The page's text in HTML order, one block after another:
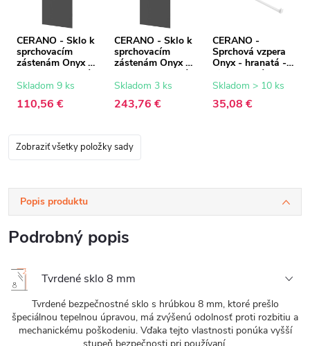
CERANO - Sklo k
sprchovacím
zástenám Onyx -
8 mm - grafitové
sklo - 60x200 cm
Skladom 9 ks
110,56 €
CERANO - Sklo k
sprchovacím
zástenám Onyx -
8 mm - grafitové
sklo - 160x200
Skladom 3 ks
243,76 €
CERANO -
Sprchová vzpera
Onyx - hranatá -
biela matná - 150
cm
Skladom > 10 ks
35,08 €
Zobraziť všetky položky sady
Popis produktu
Podrobný popis
Tvrdené sklo 8 mm
Tvrdené bezpečnostné sklo s hrúbkou 8 mm, ktoré prešlo
špeciálnou tepelnou úpravou, má zvýšenú odolnosť proti rozbitiu a
mechanickému poškodeniu. Vďaka tejto vlastnosti ponúka vyšší